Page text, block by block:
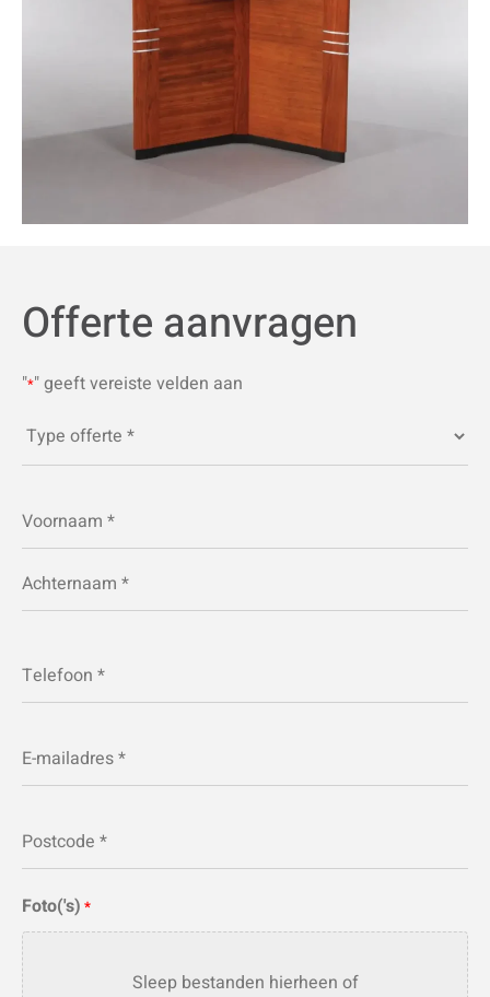
Offerte aanvragen
"*" geeft vereiste velden aan
offerte
Naam
Telefoon
E-
Postcode
Foto('s) *
Sleep bestanden hierheen of